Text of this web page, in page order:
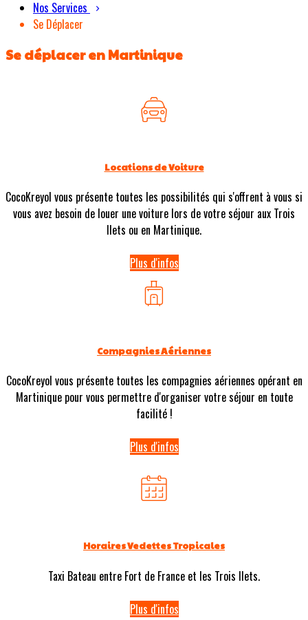
Nos Services
Se Déplacer
Se déplacer en Martinique
Locations de Voiture
CocoKreyol vous présente toutes les possibilités qui s'offrent à vous si
vous avez besoin de louer une voiture lors de votre séjour aux Trois
Ilets ou en Martinique.
Plus d'infos
Compagnies Aériennes
CocoKreyol vous présente toutes les compagnies aériennes opérant en
Martinique pour vous permettre d'organiser votre séjour en toute
facilité !
Plus d'infos
Horaires Vedettes Tropicales
Taxi Bateau entre Fort de France et les Trois Ilets.
Plus d'infos